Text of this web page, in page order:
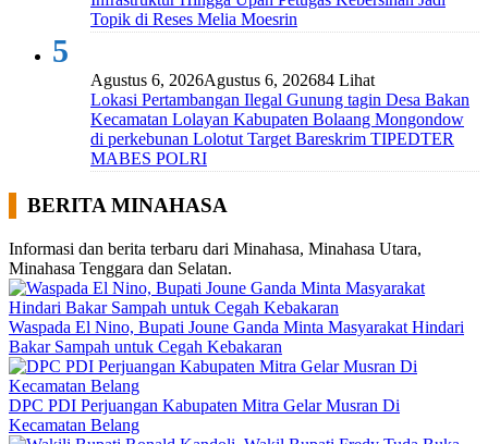
Topik di Reses Melia Moesrin
5
Agustus 6, 2026Agustus 6, 202684 Lihat
Lokasi Pertambangan Ilegal Gunung tagin Desa Bakan
Kecamatan Lolayan Kabupaten Bolaang Mongondow
di perkebunan Lolotut Target Bareskrim TIPEDTER
MABES POLRI
BERITA MINAHASA
Informasi dan berita terbaru dari Minahasa, Minahasa Utara,
Minahasa Tenggara dan Selatan.
Waspada El Nino, Bupati Joune Ganda Minta Masyarakat Hindari
Bakar Sampah untuk Cegah Kebakaran
DPC PDI Perjuangan Kabupaten Mitra Gelar Musran Di
Kecamatan Belang